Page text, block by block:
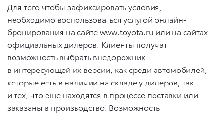
Для того чтобы зафиксировать условия,
необходимо воспользоваться услугой онлайн-
бронирования на сайтеwww.toyota.ru или на сайтах
официальных дилеров. Клиенты получат
возможность выбрать внедорожник
в интересующей их версии, как среди автомобилей,
которые есть в наличии на складе у дилеров, так
и тех, что еще находятся в процессе поставки или
заказаны в производство. Возможность